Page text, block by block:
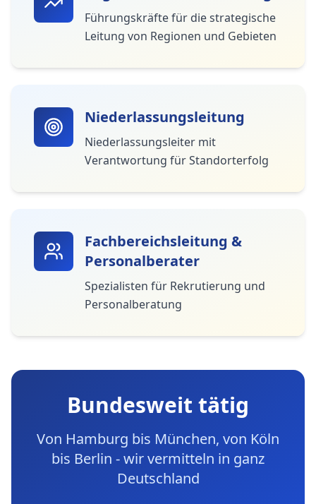
Führungskräfte für die strategische
Leitung von Regionen und Gebieten
Niederlassungsleitung
Niederlassungsleiter mit
Verantwortung für Standorterfolg
Fachbereichsleitung &
Personalberater
Spezialisten für Rekrutierung und
Personalberatung
Bundesweit tätig
Von Hamburg bis München, von Köln
bis Berlin - wir vermitteln in ganz
Deutschland